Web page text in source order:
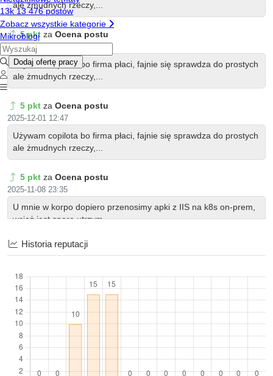
ale żmudnych rzeczy,...
5 pkt za Ocena postu
2025-12-03 10:12
Używam copilota bo firma płaci, fajnie się sprawdza do prostych
ale żmudnych rzeczy,...
5 pkt za Ocena postu
2025-12-01 12:47
Używam copilota bo firma płaci, fajnie się sprawdza do prostych
ale żmudnych rzeczy,...
5 pkt za Ocena postu
2025-11-08 23:35
U mnie w korpo dopiero przenosimy apki z IIS na k8s on-prem,
wciąż jest sporo utrzym...
5 pktza Ocena postu
Od kilku lat używam na serwerze domowym, którym nie bardzo
chce mi się zajmować, a k...
5 pkt
2025-11-05 12:45
Od kilku lat używam na serwerze domowym, którym nie bardzo
chce mi się zajmować, a k...
Historia reputacji